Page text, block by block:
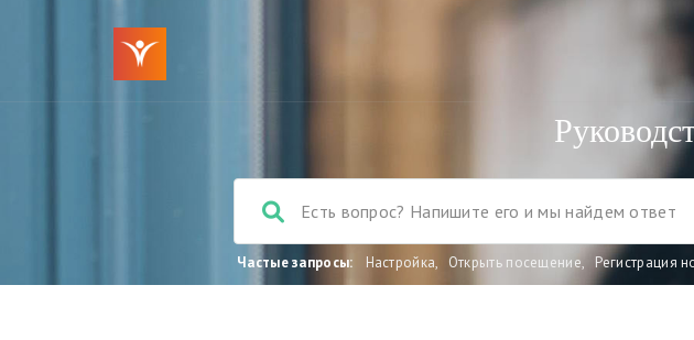
Частые запросы: Настройка, Открыть посещение, Регистрация